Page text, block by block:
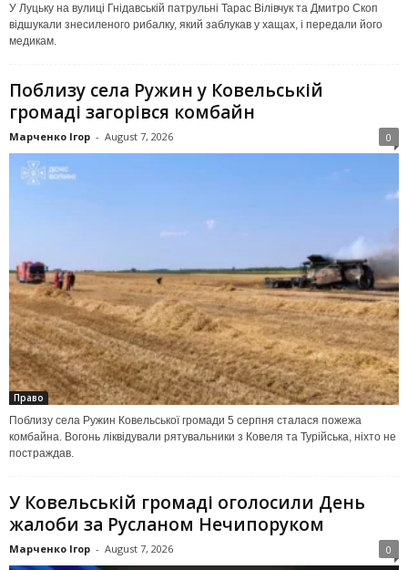
У Луцьку на вулиці Гнідавській патрульні Тарас Вілівчук та Дмитро Скоп
відшукали знесиленого рибалку, який заблукав у хащах, і передали його
медикам.
Поблизу села Ружин у Ковельській
громаді загорівся комбайн
Марченко Ігор - August 7, 2026 0
Право
Поблизу села Ружин Ковельської громади 5 серпня сталася пожежа
комбайна. Вогонь ліквідували рятувальники з Ковеля та Турійська, ніхто не
постраждав.
У Ковельській громаді оголосили День
жалоби за Русланом Нечипоруком
Марченко Ігор - August 7, 2026 0